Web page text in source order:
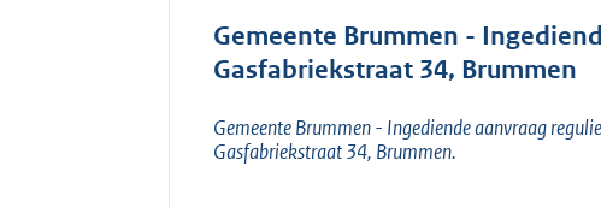
Gemeente Brummen -
Gasfabriekstraat 34, Brummen
Gemeente Brummen - Ingediende aanvraag
Gasfabriekstraat 34, Brummen.